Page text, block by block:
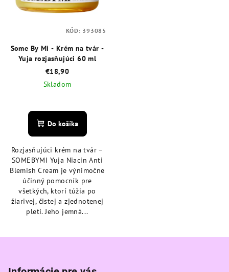
Some By Mi - Krém na tvár -
Yuja rozjasňujúci 60 ml
€18,90
Skladom
hodnotenie
produktu
z
5
hviezdičiek.
Do košíka
Rozjasňujúci krém na tvár –
SOMEBYMI Yuja Niacin Anti
Blemish Cream je výnimočne
účinný pomocník pre
všetkých, ktorí túžia po
žiarivej, čistej a zjednotenej
pleti. Jeho jemná...
KÓD: 393085